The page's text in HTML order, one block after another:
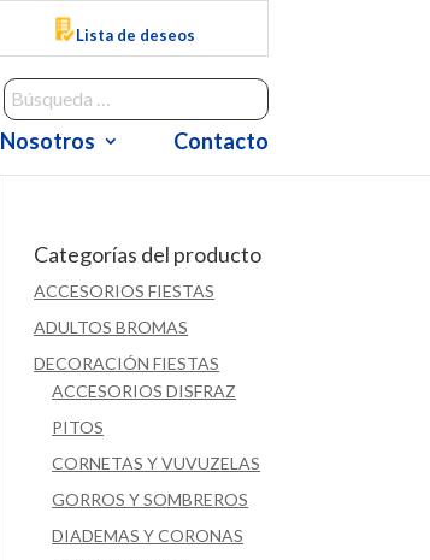
Lista de deseos
Nosotros Contacto
Categorías del producto
ACCESORIOS FIESTAS
ADULTOS BROMAS
DECORACIÓN FIESTAS
ACCESORIOS DISFRAZ
PITOS
CORNETAS Y VUVUZELAS
GORROS Y SOMBREROS
DIADEMAS Y CORONAS